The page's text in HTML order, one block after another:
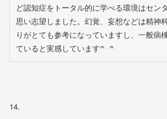
ど認知症をトータル的に学べる環境はセン
思い志望しました。幻覚、妄想などは精神
りがとても参考になっていますし、一般病
ていると実感しています^ ^
14.